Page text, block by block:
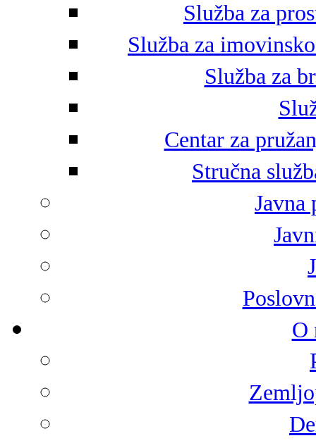
Služba za
Služba za
Služba za
Centar za
Stručna
Javna
O